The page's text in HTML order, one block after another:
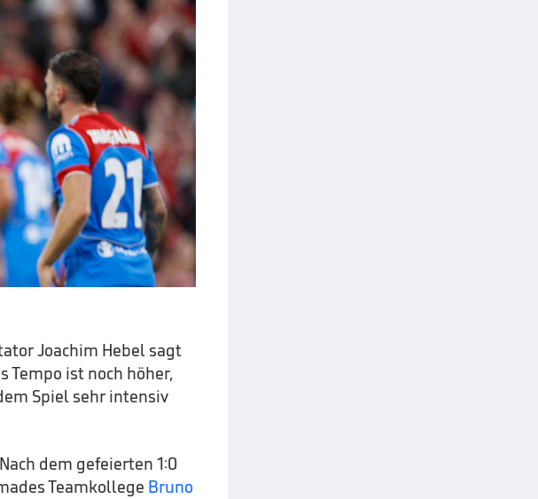
Joachim Hebel sagt
Tempo ist noch höher,
Spiel sehr intensiv
dem gefeierten 1:0
Teamkollege Bruno